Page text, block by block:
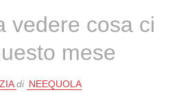
vedere cosa ci
mese
di NEEQUOLA